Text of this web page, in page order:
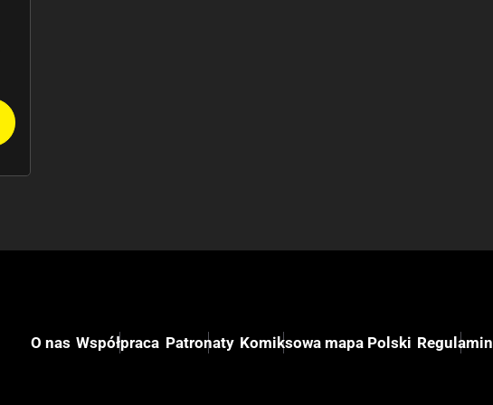
O nas Współpraca Patronaty Komiksowa mapa Polski Regulamin